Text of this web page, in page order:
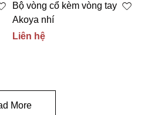
Bộ vòng cổ kèm vòng tay
Akoya nhí
Liên hệ
More